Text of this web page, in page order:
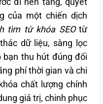
của một chiến dịch
tìm từ khóa SEOtừ
dữ liệu, sàng lọc
bạn thu hút đúng đối
phí thời gian và chi
chất lượng chính
giá trị, chinh phục